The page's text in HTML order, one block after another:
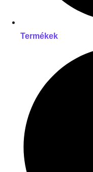
Termékek